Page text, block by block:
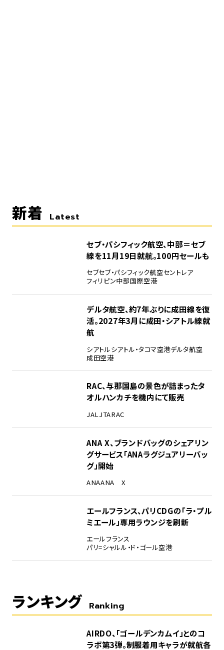
新着 Latest
セブ・パシフィック航空、中部＝セブ
線を11月19日就航。100円セールも
セブセブ・パシフィック航空セントレア
フィリピン中部国際空港
デルタ航空、約7年ぶりに成田線を復
活。2027年3月に成田・シアトル線就
航
シアトルシアトル・タコマ空港デルタ航空
成田空港
RAC、与那国島の景色が詰まったタ
オルハンカチを機内にて販売
JALJTARAC
ANA X、ブランドバッグのシェアリン
グサービス「ANAラグジュアリーバッ
グ」開始
ANAANA X
エールフランス、パリCDGの「ラ・プル
ミエール」専用ラウンジを刷新
エールフランス
パリ=シャルル・ド・ゴール空港
ランキング Ranking
AIRDO、「ゴールデンカムイ」とのコ
ラボ第3弾。制服着用キャラが就航各